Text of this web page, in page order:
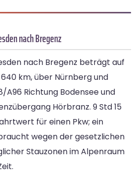
nach Bregenz
nach Bregenz beträgt auf
km, über Nürnberg und
A96 Richtung Bodensee und
Hörbranz. 9 Std 15
für einen Pkw; ein
wegen der gesetzlichen
Stauzonen im Alpenraum